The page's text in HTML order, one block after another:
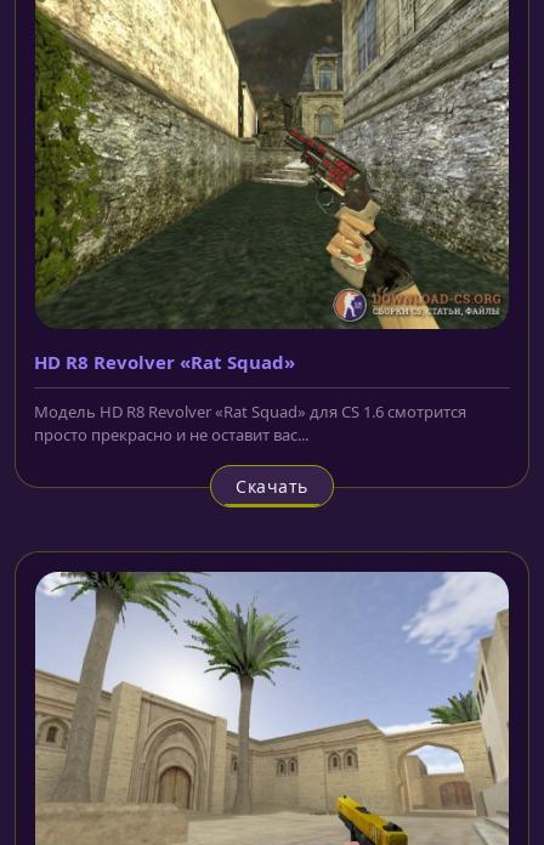
HD R8 Revolver «Rat Squad»
Модель HD R8 Revolver «Rat Squad» для CS 1.6 смотрится
просто прекрасно и не оставит вас...
Скачать